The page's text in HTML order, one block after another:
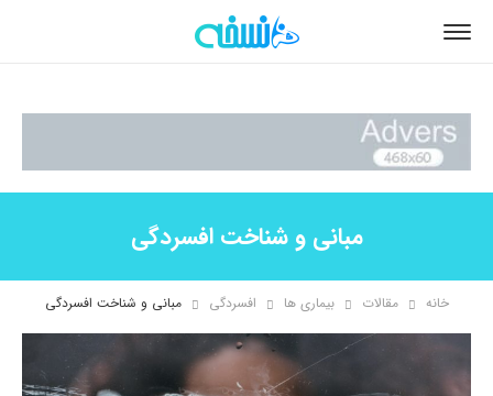
مبانی و شناخت افسردگی
خانه مقالات بیماری ها افسردگی مبانی و شناخت افسردگی